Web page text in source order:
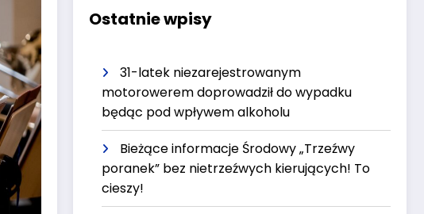
Ostatnie wpisy
31-latek niezarejestrowanym
motorowerem doprowadził do wypadku
będąc pod wpływem alkoholu
Bieżące informacje Środowy „Trzeźwy
poranek” bez nietrzeźwych kierujących! To
cieszy!